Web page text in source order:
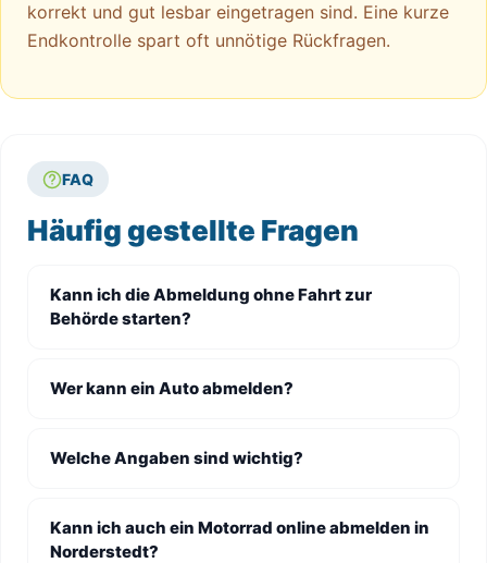
korrekt und gut lesbar eingetragen sind. Eine kurze
Endkontrolle spart oft unnötige Rückfragen.
FAQ
Häufig gestellte Fragen
Kann ich die Abmeldung ohne Fahrt zur
Behörde starten?
Wer kann ein Auto abmelden?
Welche Angaben sind wichtig?
Kann ich auch ein Motorrad online abmelden in
Norderstedt?